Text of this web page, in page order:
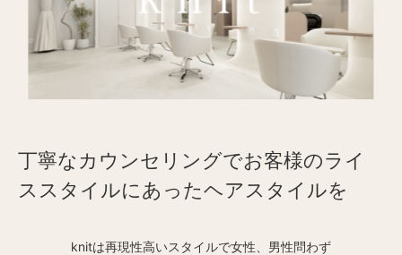
丁寧なカウンセリングでお客様のライ
ススタイルにあったヘアスタイルを
knitは再現性高いスタイルで女性、男性問わず